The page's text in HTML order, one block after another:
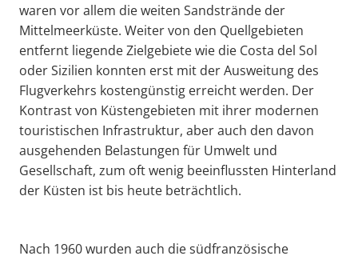
waren vor allem die weiten Sandstrände der
Mittelmeerküste. Weiter von den Quellgebieten
entfernt liegende Zielgebiete wie die Costa del Sol
oder Sizilien konnten erst mit der Ausweitung des
Flugverkehrs kostengünstig erreicht werden. Der
Kontrast von Küstengebieten mit ihrer modernen
touristischen Infrastruktur, aber auch den davon
ausgehenden Belastungen für Umwelt und
Gesellschaft, zum oft wenig beeinflussten Hinterland
der Küsten ist bis heute beträchtlich.
Nach 1960 wurden auch die südfranzösische